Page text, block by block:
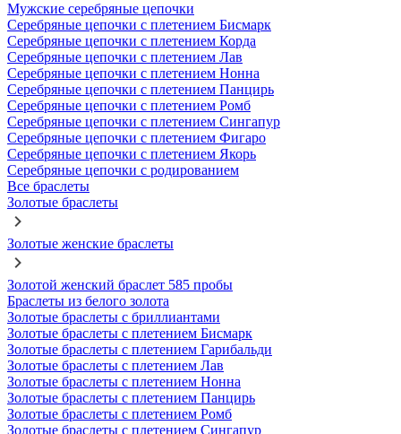
Мужские серебряные цепочки
Серебряные цепочки с плетением Бисмарк
Серебряные цепочки с плетением Корда
Серебряные цепочки с плетением Лав
Серебряные цепочки с плетением Нонна
Серебряные цепочки с плетением Панцирь
Серебряные цепочки с плетением Ромб
Серебряные цепочки с плетением Сингапур
Серебряные цепочки с плетением Фигаро
Серебряные цепочки с плетением Якорь
Серебряные цепочки с родированием
Все браслеты
Золотые браслеты
Золотые женские браслеты
Золотой женский браслет 585 пробы
Браслеты из белого золота
Золотые браслеты с бриллиантами
Золотые браслеты с плетением Бисмарк
Золотые браслеты с плетением Гарибальди
Золотые браслеты с плетением Лав
Золотые браслеты с плетением Нонна
Золотые браслеты с плетением Панцирь
Золотые браслеты с плетением Ромб
Золотые браслеты с плетением Сингапур